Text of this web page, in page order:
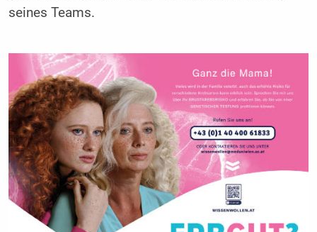
seines Teams.